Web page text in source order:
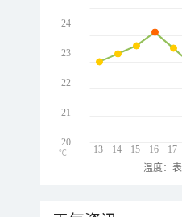
13 14 15 16 17
24
23
22
21
20
℃
温度：